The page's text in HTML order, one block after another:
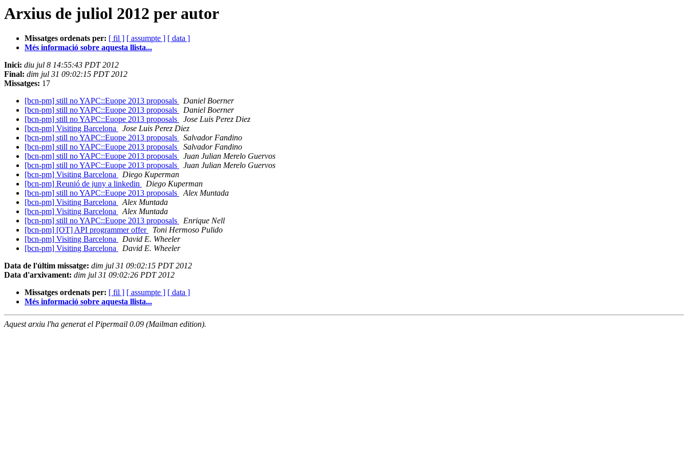
Arxius de juliol 2012 per autor
Missatges ordenats per: [ fil ] [ assumpte ] [ data ]
Més informació sobre aquesta llista...
Inici: diu jul 8 14:55:43 PDT 2012
Final: dim jul 31 09:02:15 PDT 2012
Missatges: 17
[bcn-pm] still no YAPC::Euope 2013 proposals
Daniel Boerner
[bcn-pm] still no YAPC::Euope 2013 proposals
Daniel Boerner
[bcn-pm] still no YAPC::Euope 2013 proposals
Jose Luis Perez Diez
[bcn-pm] Visiting Barcelona
Jose Luis Perez Diez
[bcn-pm] still no YAPC::Euope 2013 proposals
Salvador Fandino
[bcn-pm] still no YAPC::Euope 2013 proposals
Salvador Fandino
[bcn-pm] still no YAPC::Euope 2013 proposals
Juan Julian Merelo Guervos
[bcn-pm] still no YAPC::Euope 2013 proposals
Juan Julian Merelo Guervos
[bcn-pm] Visiting Barcelona
Diego Kuperman
[bcn-pm] Reunió de juny a linkedin
Diego Kuperman
[bcn-pm] still no YAPC::Euope 2013 proposals
Alex Muntada
[bcn-pm] Visiting Barcelona
Alex Muntada
[bcn-pm] Visiting Barcelona
Alex Muntada
[bcn-pm] still no YAPC::Euope 2013 proposals
Enrique Nell
[bcn-pm] [OT] API programmer offer
Toni Hermoso Pulido
[bcn-pm] Visiting Barcelona
David E. Wheeler
[bcn-pm] Visiting Barcelona
David E. Wheeler
Data de l'últim missatge: dim jul 31 09:02:15 PDT 2012
Data d'arxivament: dim jul 31 09:02:26 PDT 2012
Missatges ordenats per: [ fil ] [ assumpte ] [ data ]
Més informació sobre aquesta llista...
Aquest arxiu l'ha generat el Pipermail 0.09 (Mailman edition).